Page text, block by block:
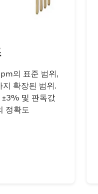
의 표준 범위,
확장된 범위.
및 판독값
정확도